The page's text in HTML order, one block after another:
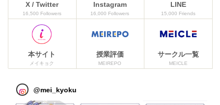
X / Twitter
16,500 Followers
Instagram
16,000 Followers
LINE
15,000 Friends
本サイト
メイキョク
授業評価
MEIREPO
サークル一覧
MEICLE
@mei_kyoku